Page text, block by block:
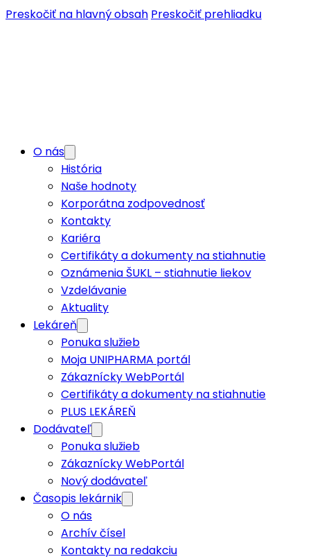
Preskočiť na hlavný obsah Preskočiť prehliadku
O nás
História
Naše hodnoty
Korporátna zodpovednosť
Kontakty
Kariéra
Certifikáty a dokumenty na stiahnutie
Oznámenia ŠUKL – stiahnutie liekov
Vzdelávanie
Aktuality
Lekáreň
Ponuka služieb
Moja UNIPHARMA portál
Zákaznícky WebPortál
Certifikáty a dokumenty na stiahnutie
PLUS LEKÁREŇ
Dodávateľ
Ponuka služieb
Zákaznícky WebPortál
Nový dodávateľ
Časopis lekárnik
O nás
Archív čísel
Kontakty na redakciu